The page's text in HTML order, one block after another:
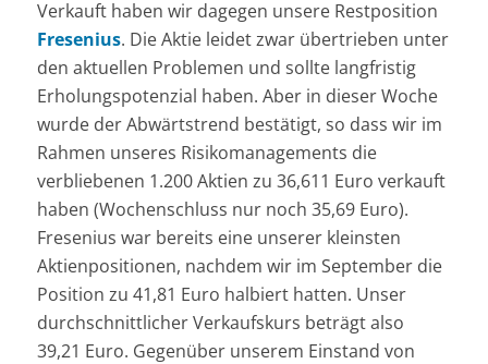
Verkauft haben wir dagegen unsere Restposition
Fresenius. Die Aktie leidet zwar übertrieben unter
den aktuellen Problemen und sollte langfristig
Erholungspotenzial haben. Aber in dieser Woche
wurde der Abwärtstrend bestätigt, so dass wir im
Rahmen unseres Risikomanagements die
verbliebenen 1.200 Aktien zu 36,611 Euro verkauft
haben (Wochenschluss nur noch 35,69 Euro).
Fresenius war bereits eine unserer kleinsten
Aktienpositionen, nachdem wir im September die
Position zu 41,81 Euro halbiert hatten. Unser
durchschnittlicher Verkaufskurs beträgt also
39,21 Euro. Gegenüber unserem Einstand von